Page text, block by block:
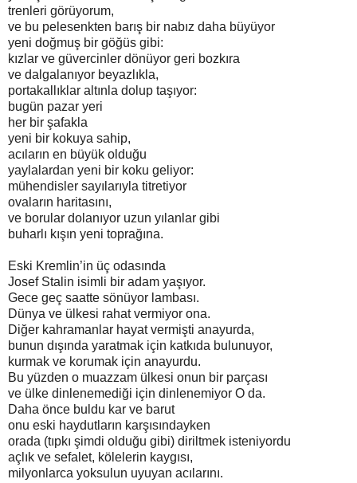
trenleri görüyorum,
ve bu pelesenkten barış bir nabız daha büyüyor
yeni doğmuş bir göğüs gibi:
kızlar ve güvercinler dönüyor geri bozkıra
ve dalgalanıyor beyazlıkla,
portakallıklar altınla dolup taşıyor:
bugün pazar yeri
her bir şafakla
yeni bir kokuya sahip,
acıların en büyük olduğu
yaylalardan yeni bir koku geliyor:
mühendisler sayılarıyla titretiyor
ovaların haritasını,
ve borular dolanıyor uzun yılanlar gibi
buharlı kışın yeni toprağına.
Eski Kremlin’in üç odasında
Josef Stalin isimli bir adam yaşıyor.
Gece geç saatte sönüyor lambası.
Dünya ve ülkesi rahat vermiyor ona.
Diğer kahramanlar hayat vermişti anayurda,
bunun dışında yaratmak için katkıda bulunuyor,
kurmak ve korumak için anayurdu.
Bu yüzden o muazzam ülkesi onun bir parçası
ve ülke dinlenemediği için dinlenemiyor O da.
Daha önce buldu kar ve barut
onu eski haydutların karşısındayken
orada (tıpkı şimdi olduğu gibi) diriltmek isteniyordu
açlık ve sefalet, kölelerin kaygısı,
milyonlarca yoksulun uyuyan acılarını.